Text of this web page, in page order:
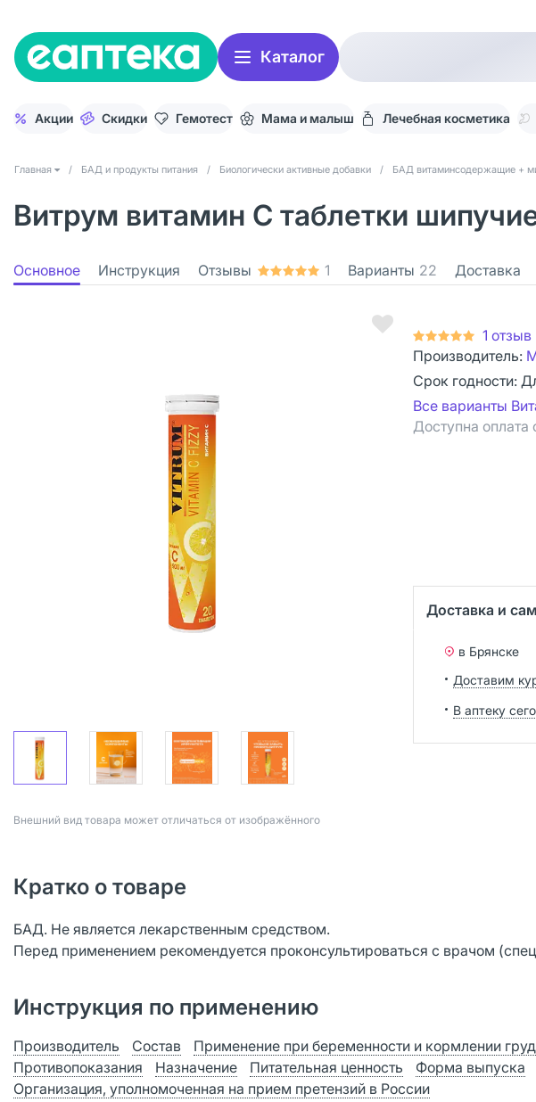
Каталог
Акции Скидки Гемотест Мама и малыш Лечебная косметика
Главная / БАД и продукты питания / Биологически активные добавки / БАД витаминсодержащие +
Витрум витамин С таблетки
Основное Инструкция Отзывы 1 Варианты 22 Доставка
Bнешний вид товара может отличаться от изображённого
1 отзыв
Производитель:
Срок годности:
Все варианты
Доступна оплата
Доставка и
в Брянске
Доставим
В аптеку
Кратко о товаре
БАД. Не является лекарственным средством.
Перед применением рекомендуется проконсультироваться с врачом
Инструкция по применению
Производитель Состав Применение при беременности и кормлении
Противопоказания
Назначение Питательная ценность Форма выпуска
Организация, уполномоченная на прием претензий в России